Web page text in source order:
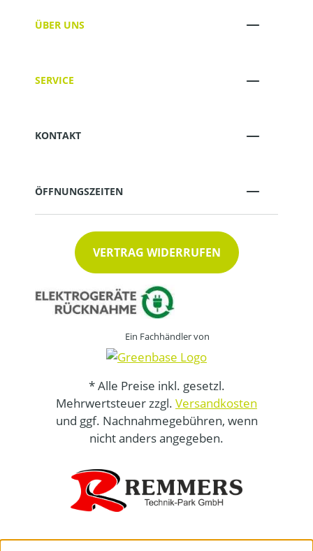
ÜBER UNS
SERVICE
KONTAKT
ÖFFNUNGSZEITEN
VERTRAG WIDERRUFEN
Ein Fachhändler von
* Alle Preise inkl. gesetzl.
Mehrwertsteuer zzgl. Versandkosten
und ggf. Nachnahmegebühren, wenn
nicht anders angegeben.